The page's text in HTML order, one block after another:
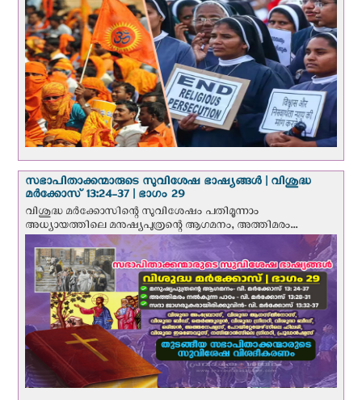
സഭാപിതാക്കന്മാരുടെ സുവിശേഷ ഭാഷ്യങ്ങള്‍ | വിശുദ്ധ
മര്‍ക്കോസ് 13:24-37 | ഭാഗം 29
വിശുദ്ധ മര്‍ക്കോസിന്റെ സുവിശേഷം പതിമൂന്നാം
അധ്യായത്തിലെ മനുഷ്യപുത്രന്റെ ആഗമനം, അത്തിമരം...